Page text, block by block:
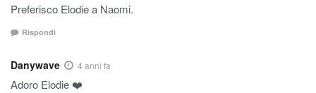
Preferisco Elodie a Naomi.
Rispondi
Danywave 4 anni fa
Adoro Elodie ❤️